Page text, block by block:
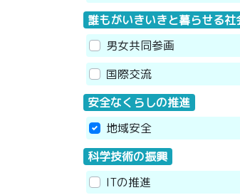
誰もがいきいきと暮らせる社
男女共同参画
国際交流
安全なくらしの推進
地域安全
科学技術の振興
ITの推進